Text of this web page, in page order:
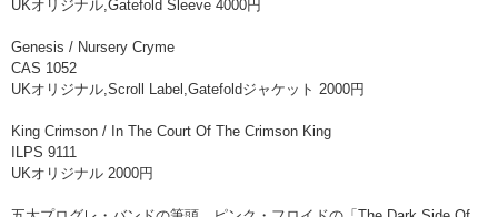
UKオリジナル,Gatefold Sleeve 4000円
Genesis / Nursery Cryme
CAS 1052
UKオリジナル,Scroll Label,Gatefoldジャケット 2000円
King Crimson / In The Court Of The Crimson King
ILPS 9111
UKオリジナル 2000円